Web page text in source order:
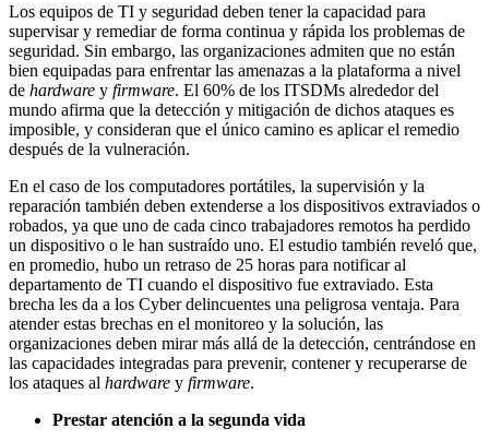
Los equipos de TI y seguridad deben tener la capacidad para
supervisar y remediar de forma continua y rápida los problemas de
seguridad. Sin embargo, las organizaciones admiten que no están
bien equipadas para enfrentar las amenazas a la plataforma a nivel
de hardware y firmware. El 60% de los ITSDMs alrededor del
mundo afirma que la detección y mitigación de dichos ataques es
imposible, y consideran que el único camino es aplicar el remedio
después de la vulneración.
En el caso de los computadores portátiles, la supervisión y la
reparación también deben extenderse a los dispositivos extraviados o
robados, ya que uno de cada cinco trabajadores remotos ha perdido
un dispositivo o le han sustraído uno. El estudio también reveló que,
en promedio, hubo un retraso de 25 horas para notificar al
departamento de TI cuando el dispositivo fue extraviado. Esta
brecha les da a los Cyber delincuentes una peligrosa ventaja. Para
atender estas brechas en el monitoreo y la solución, las
organizaciones deben mirar más allá de la detección, centrándose en
las capacidades integradas para prevenir, contener y recuperarse de
los ataques al hardware y firmware.
Prestar atención a la segunda vida